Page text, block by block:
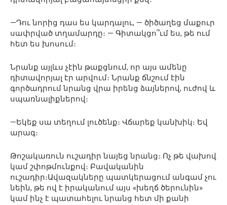
—Դու նորից դաս ես կարդալու, — ծիծաղեց մաքուր
սափրված տղամարդը։ — Գիտակցո՞ւմ ես, թե ում
հետ ես խոսում։
Նրանք այլևս չէին թաքցնում, որ այս ամենը
դիտավորյալ էր արվում։ Նրանք ճնշում էին
գործադրում նրանց վրա իրենց ձայներով, ուժով և
սպառնալիքներով։
—Եկեք սա տեղում լուծենք։ Վճարեք կանխիկ։ Եվ
արագ։
Թոշակառուն ուշադիր նայեց նրանց։ Ոչ թե վախով
կամ շփոթմունքով։ Բավականին
ուշադիր։Ավազակները պատկերացում անգամ չու
նեին, թե ով է իրականում այս «խեղճ ծերունին»
կամ ինչ է պատահելու նրանց հետ մի քանի